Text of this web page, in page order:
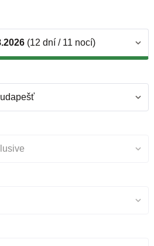
(12 dní / 11 nocí)